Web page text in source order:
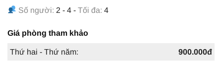
Số người: 2 - 4 -Tối đa: 4
Giá phòng tham khảo
Thứ hai - Thứ năm: 900.000đ